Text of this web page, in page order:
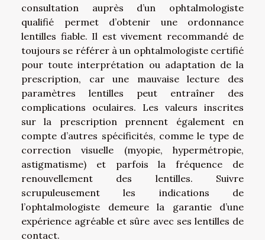
consultation auprès d’un ophtalmologiste
qualifié permet d’obtenir une ordonnance
lentilles fiable. Il est vivement recommandé de
toujours se référer à un ophtalmologiste certifié
pour toute interprétation ou adaptation de la
prescription, car une mauvaise lecture des
paramètres lentilles peut entraîner des
complications oculaires. Les valeurs inscrites
sur la prescription prennent également en
compte d’autres spécificités, comme le type de
correction visuelle (myopie, hypermétropie,
astigmatisme) et parfois la fréquence de
renouvellement des lentilles. Suivre
scrupuleusement les indications de
l’ophtalmologiste demeure la garantie d’une
expérience agréable et sûre avec ses lentilles de
contact.